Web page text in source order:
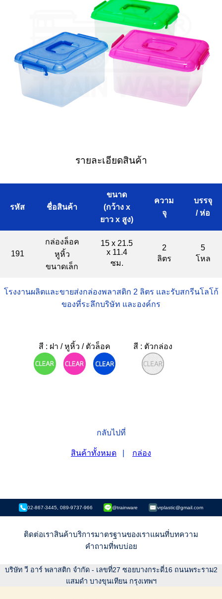
รายละเอียดสินค้า
รหัส ชื่อสินค้า
ขนาด
(กว้าง x
ยาว x สูง)
ความ
จุ
บรรจุ
/ ห่อ
191
กล่องล็อค
หูหิ้ว
ขนาดเล็ก
15 x 21.5
x 11.4
ซม.
2
ลิตร
5
โหล
โรงงานผลิตและขายส่งกล่องพลาสติก 2 ลิตร และรับสกรีนโลโก้
ของที่ระลึกบริษัท และองค์กร
สี : ฝา / หูหิ้ว / ตัวล็อค สี : ตัวกล่อง
กลับไปที่
สินค้าทั้งหมด กล่อง
02-867-3445, 089-9737-966 @trainware vrplastic@gmail.com
ติดต่อเราสินค้าบริการมาตรฐานของเราแผนที่บทความ
คำถามที่พบบ่อย
บริษัท วี อาร์ พลาสติก จำกัด - เลขที่27 ซอยบางกระดี่16 ถนนพระราม2
แสมดำ บางขุนเทียน กรุงเทพฯ